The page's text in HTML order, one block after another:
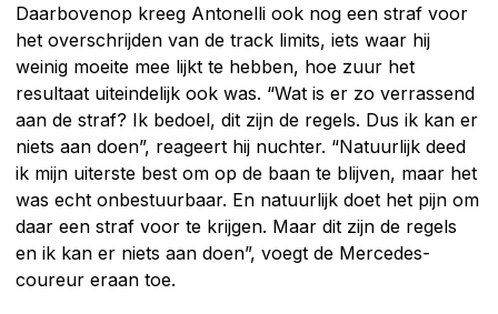
Daarbovenop kreeg Antonelli ook nog een straf voor
het overschrijden van de track limits, iets waar hij
weinig moeite mee lijkt te hebben, hoe zuur het
resultaat uiteindelijk ook was. “Wat is er zo verrassend
aan de straf? Ik bedoel, dit zijn de regels. Dus ik kan er
niets aan doen”, reageert hij nuchter. “Natuurlijk deed
ik mijn uiterste best om op de baan te blijven, maar het
was echt onbestuurbaar. En natuurlijk doet het pijn om
daar een straf voor te krijgen. Maar dit zijn de regels
en ik kan er niets aan doen”, voegt de Mercedes-
coureur eraan toe.